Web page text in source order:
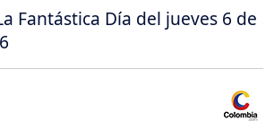
Fantástica Día del jueves 6 de